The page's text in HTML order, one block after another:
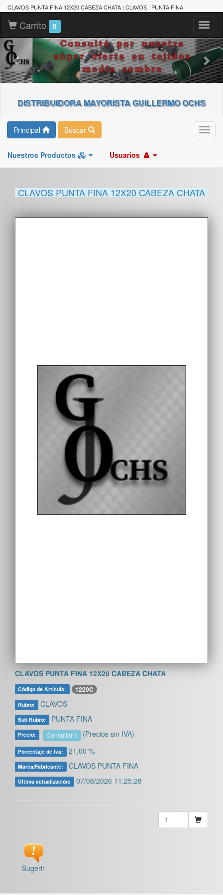
CLAVOS PUNTA FINA 12X20 CABEZA CHATA | CLAVOS | PUNTA FINA
Carrito 0
DISTRIBUIDORA MAYORISTA GUILLERMO OCHS
Principal Buscar
Nuestros Productos Usuarios
CLAVOS PUNTA FINA 12X20 CABEZA CHATA
CLAVOS PUNTA FINA 12X20 CABEZA CHATA
Código de Artículo: 1220C
Rubro: CLAVOS
Sub Rubro: PUNTA FINA
Precio: Consultar $ (Precios sin IVA)
Porcentaje de Iva: 21,00 %
Marca/Fabricante: CLAVOS PUNTA FINA
Última actualización: 07/08/2026 11:25:28
Sugerir